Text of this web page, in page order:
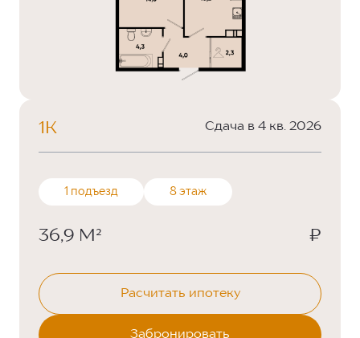
1К Сдача в 4 кв. 2026
1 подъезд 8 этаж
36,9 М² ₽
Расчитать ипотеку
Забронировать